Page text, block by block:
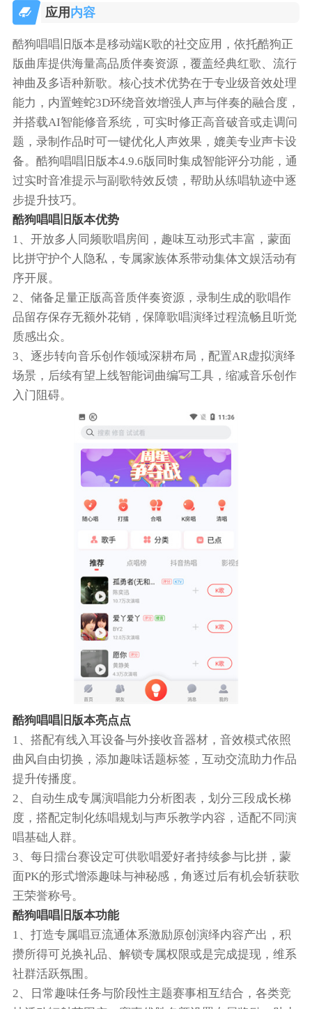
应用 内容
酷狗唱唱旧版本是移动端K歌的社交应用，依托酷狗正
版曲库提供海量高品质伴奏资源，覆盖经典红歌、流行
神曲及多语种新歌。核心技术优势在于专业级音效处理
能力，内置蝰蛇3D环绕音效增强人声与伴奏的融合度，
并搭载AI智能修音系统，可实时修正高音破音或走调问
题，录制作品时可一键优化人声效果，媲美专业声卡设
备。酷狗唱唱旧版本4.9.6版同时集成智能评分功能，通
过实时音准提示与副歌特效反馈，帮助从练唱轨迹中逐
步提升技巧。
酷狗唱唱旧版本优势
1、开放多人同频歌唱房间，趣味互动形式丰富，蒙面
比拼守护个人隐私，专属家族体系带动集体文娱活动有
序开展。
2、储备足量正版高音质伴奏资源，录制生成的歌唱作
品留存保存无额外花销，保障歌唱演绎过程流畅且听觉
质感出众。
3、逐步转向音乐创作领域深耕布局，配置AR虚拟演绎
场景，后续有望上线智能词曲编写工具，缩减音乐创作
入门阻碍。
酷狗唱唱旧版本亮点点
1、搭配有线入耳设备与外接收音器材，音效模式依照
曲风自由切换，添加趣味话题标签，互动交流助力作品
提升传播度。
2、自动生成专属演唱能力分析图表，划分三段成长梯
度，搭配定制化练唱规划与声乐教学内容，适配不同演
唱基础人群。
3、每日擂台赛设定可供歌唱爱好者持续参与比拼，蒙
面PK的形式增添趣味与神秘感，角逐过后有机会斩获歌
王荣誉称号。
酷狗唱唱旧版本功能
1、打造专属唱豆流通体系激励原创演绎内容产出，积
攒所得可兑换礼品、解锁专属权限或是完成提现，维系
社群活跃氛围。
2、日常趣味任务与阶段性主题赛事相互结合，各类竞